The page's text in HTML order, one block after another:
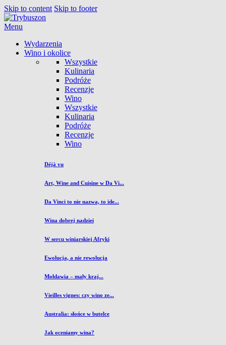
Skip to content Skip to footer
Menu
Wydarzenia
Wino i okolice
Wszystkie
Kulinaria
Podróże
Recenzje
Wino
Wszystkie
Kulinaria
Podróże
Recenzje
Wino
Déjà vu
Art, Wine and Cuisine w Da Vi...
Da Vinci to nie nazwa, to ide...
Wina dobrej nadziei
W sercu winiarskiej Afryki
Ewolucja, a nie rewolucja
Mołdawia – mały kraj...
Vieilles vignes: czy wino ze...
Australia: słońce w butelce
Jak oceniamy wina?